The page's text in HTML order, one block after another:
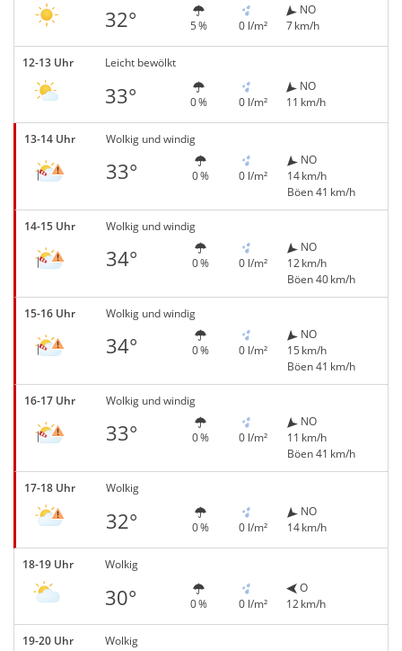
32° 5 % 0 l/m²
NO
7 km/h
12-13 Uhr Leicht bewölkt
33° 0 % 0 l/m²
NO
11 km/h
13-14 Uhr Wolkig und windig
33° 0 % 0 l/m²
NO
14 km/h
Böen 41 km/h
14-15 Uhr Wolkig und windig
34° 0 % 0 l/m²
NO
12 km/h
Böen 40 km/h
15-16 Uhr Wolkig und windig
34° 0 % 0 l/m²
NO
15 km/h
Böen 41 km/h
16-17 Uhr Wolkig und windig
33° 0 % 0 l/m²
NO
11 km/h
Böen 41 km/h
17-18 Uhr Wolkig
32° 0 % 0 l/m²
NO
14 km/h
18-19 Uhr Wolkig
30° 0 % 0 l/m²
O
12 km/h
19-20 Uhr Wolkig